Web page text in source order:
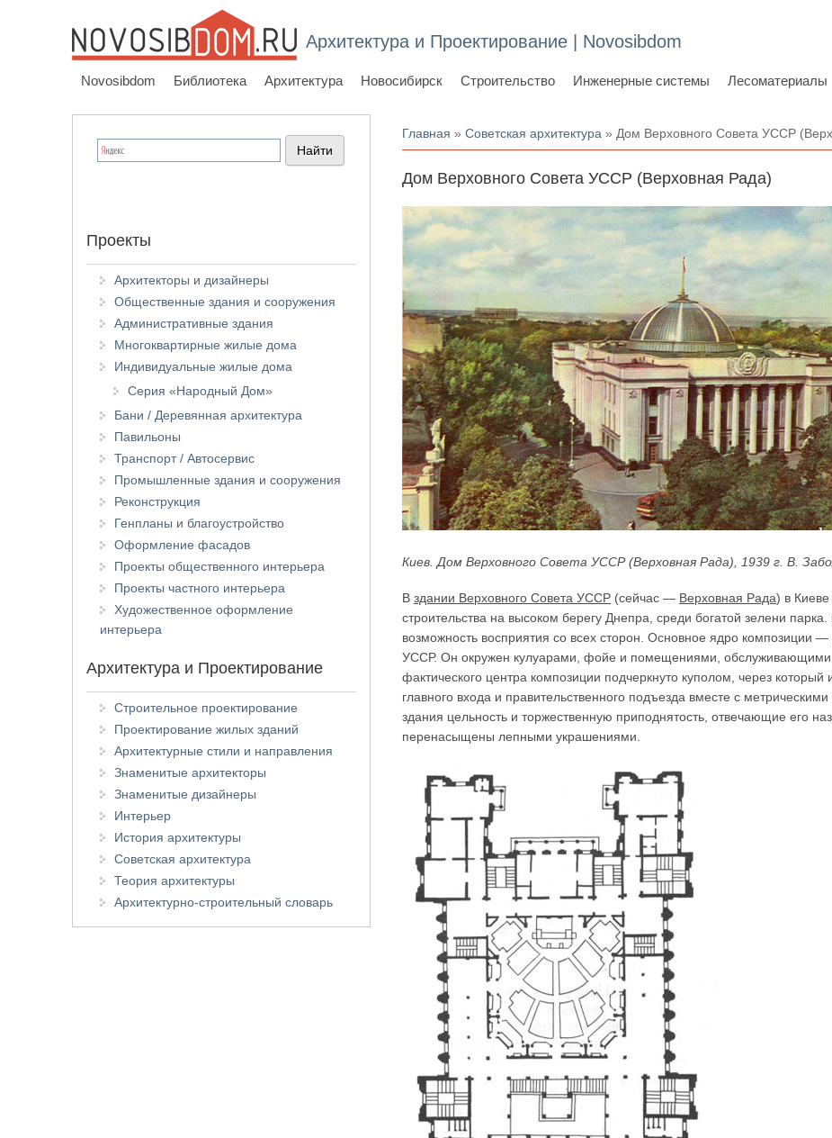
Архитектура и Проектирование | Novosibdom
Novosibdom Библиотека Архитектура Новосибирск Строительство Инженерные системы Лесоматериалы
Вы здесь
Главная »Советская архитектура » Дом Верховного Совета УССР
Дом Верховного Совета УССР (Верховная Рада)
Киев. Дом Верховного Совета УССР (Верховная Рада), 1939 г. В.
Вздании Верховного Совета УССР (сейчас— Верховная Рада) в Киеве
строительства на высоком берегу Днепра, среди богатой зелени
возможность восприятия со всех сторон. Основное ядро композиции
УССР. Он окружен кулуарами, фойе и помещениями, обслуживающими
фактического центра композиции подчеркнуто куполом, через
главного входа и правительственного подъезда вместе с
здания цельность и торжественную приподнятость, отвечающие его
перенасыщены лепными украшениями.
Проекты
Архитекторы и дизайнеры
Общественные здания и сооружения
Административные здания
Многоквартирные жилые дома
Индивидуальные жилые дома
Серия «Народный Дом»
Бани / Деревянная архитектура
Павильоны
Транспорт / Автосервис
Промышленные здания и сооружения
Реконструкция
Генпланы и благоустройство
Оформление фасадов
Проекты общественного интерьера
Проекты частного интерьера
Художественное оформление
интерьера
Архитектура и Проектирование
Строительное проектирование
Проектирование жилых зданий
Архитектурные стили и направления
Знаменитые архитекторы
Знаменитые дизайнеры
Интерьер
История архитектуры
Советская архитектура
Теория архитектуры
Архитектурно-строительный словарь